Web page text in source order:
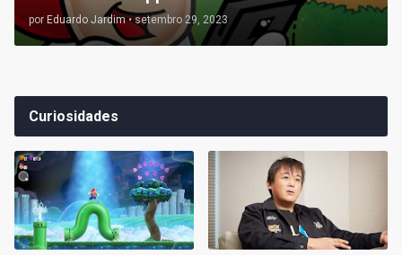
por Eduardo Jardim • setembro 29, 2023
Curiosidades